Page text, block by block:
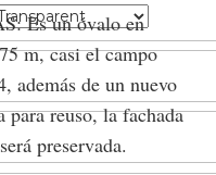
Es un óvalo en
m, casi el campo
además de un nuevo
para reuso, la fachada
preservada.